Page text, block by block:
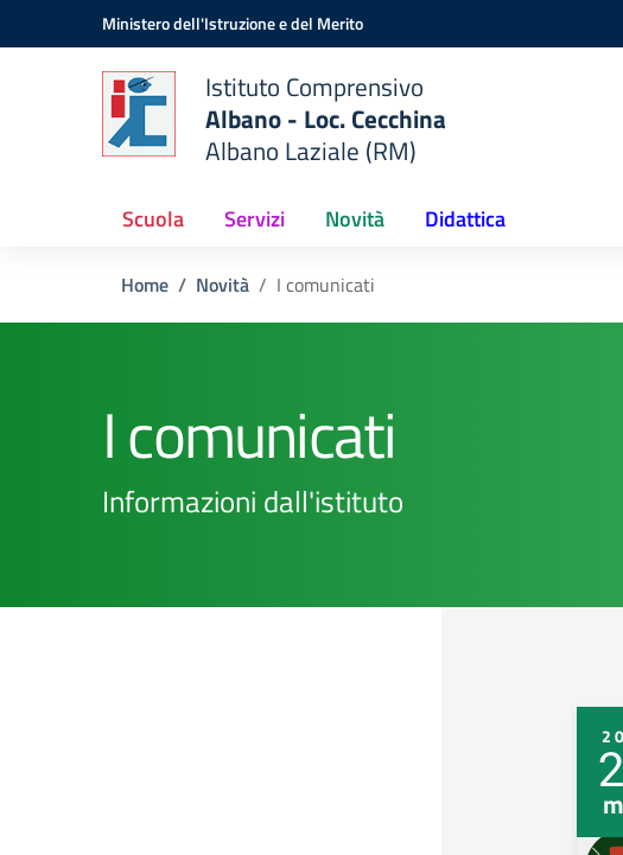
Vai ai contenuti
Vai al menu di navigazioneMinistero dell'Istruzione e del Merito
Istituto Comprensivo
Albano - Loc. Cecchina
Albano Laziale (RM)
Scuola Servizi Novità Didattica
Home Novità I comunicati
I comunicati
Informazioni dall'istituto